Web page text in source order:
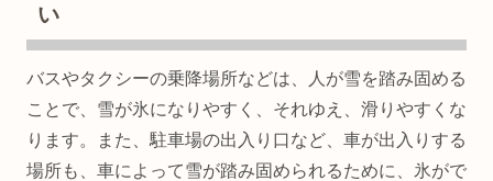
い
バスやタクシーの乗降場所などは、人が雪を踏み固める
ことで、雪が氷になりやすく、それゆえ、滑りやすくな
ります。また、駐車場の出入り口など、車が出入りする
場所も、車によって雪が踏み固められるために、氷がで